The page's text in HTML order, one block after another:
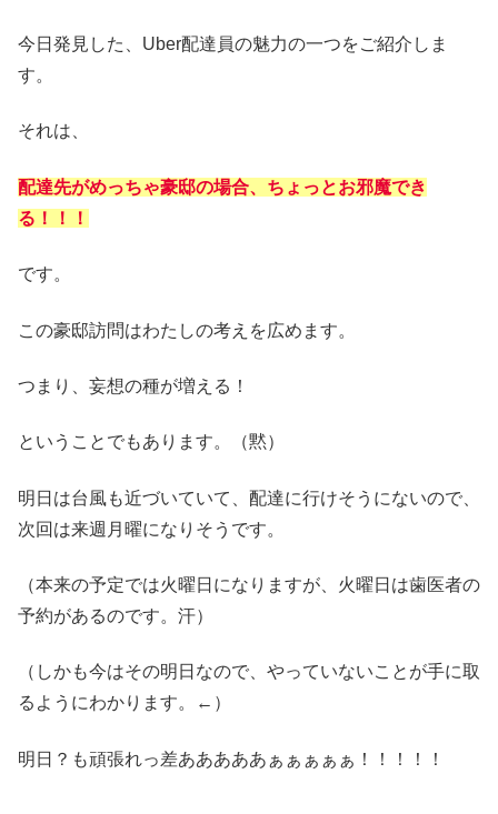
今日発見した、Uber配達員の魅力の一つをご紹介しま
す。
それは、
配達先がめっちゃ豪邸の場合、ちょっとお邪魔でき
る！！！
です。
この豪邸訪問はわたしの考えを広めます。
つまり、妄想の種が増える！
ということでもあります。（黙）
明日は台風も近づいていて、配達に行けそうにないので、
次回は来週月曜になりそうです。
（本来の予定では火曜日になりますが、火曜日は歯医者の
予約があるのです。汗）
（しかも今はその明日なので、やっていないことが手に取
るようにわかります。←）
明日？も頑張れっ差あああああぁぁぁぁぁ！！！！！